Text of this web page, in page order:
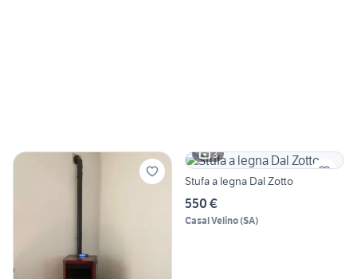
3
Stufa a legna Dal Zotto
550 €
Casal Velino(SA)